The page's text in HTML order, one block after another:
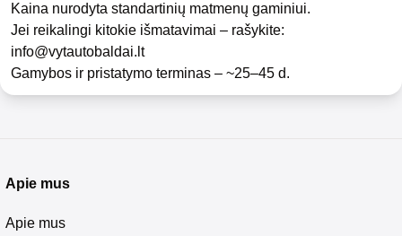
Kaina nurodyta standartinių matmenų gaminiui.
Jei reikalingi kitokie išmatavimai – rašykite:
info@vytautobaldai.lt
Gamybos ir pristatymo terminas – ~25–45 d.
Apie mus
Apie mus